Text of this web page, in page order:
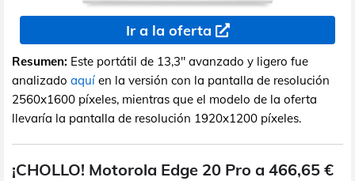
Ir a la oferta
Resumen: Este portátil de 13,3" avanzado y ligero fue
analizado aquí en la versión con la pantalla de resolución
2560x1600 píxeles, mientras que el modelo de la oferta
llevaría la pantalla de resolución 1920x1200 píxeles.
¡CHOLLO! Motorola Edge 20 Pro a 466,65 €